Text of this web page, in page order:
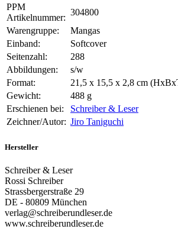
PPM
Artikelnummer:
304800
Warengruppe:
Mangas
Einband:
Softcover
Seitenzahl:
288
Abbildungen:
s/w
Format:
21,5 x 15,5 x 2,8 cm
Gewicht:
488 g
Erschienen bei:
Schreiber & Leser
Zeichner/Autor: Jiro Taniguchi
Hersteller
Schreiber & Leser
Rossi Schreiber
Strassbergerstraße 29
DE - 80809 München
verlag@schreiberundleser.de
www.schreiberundleser.de